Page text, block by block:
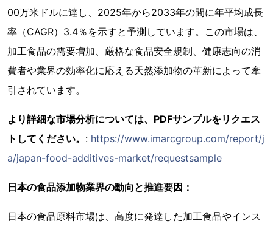
00万米ドルに達し、2025年から2033年の間に年平均成長
率（CAGR）3.4％を示すと予測しています。この市場は、
加工食品の需要増加、厳格な食品安全規制、健康志向の消
費者や業界の効率化に応える天然添加物の革新によって牽
引されています。
より詳細な市場分析については、PDFサンプルをリクエス
トしてください。 : https://www.imarcgroup.com/report/j
a/japan-food-additives-market/requestsample
日本の食品添加物業界の動向と推進要因：
日本の食品原料市場は、高度に発達した加工食品やインス